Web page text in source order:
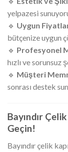
yelpazesi
🔹 Uygun
bütçenize uygun
🔹 Profesyonel
hızlı ve sorunsuz
🔹 Müşteri
sonrası destek
Bayındır
Geçin!
Bayındır çelik